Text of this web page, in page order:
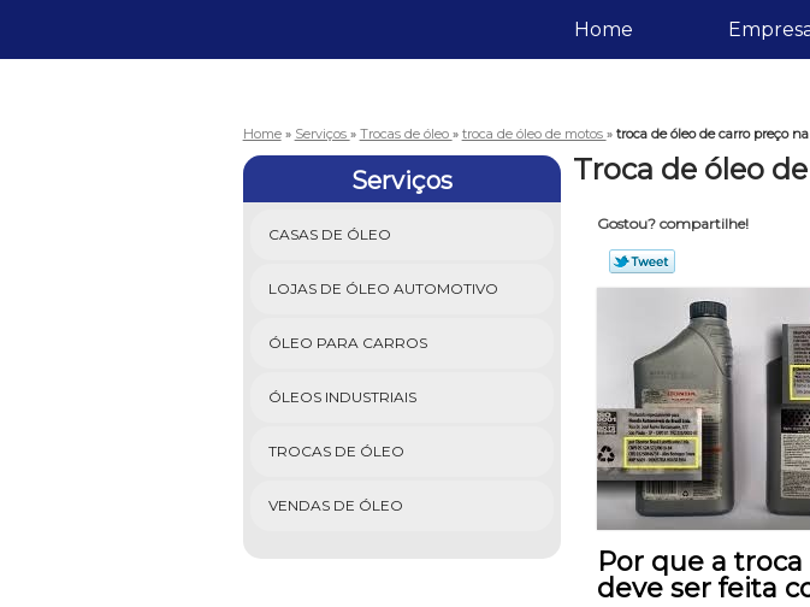
Home
Home » Serviços » Trocas de óleo » troca de óleo de motos » troca de óleo de carro preço
Serviços
CASAS DE ÓLEO
LOJAS DE ÓLEO AUTOMOTIVO
ÓLEO PARA CARROS
ÓLEOS INDUSTRIAIS
TROCAS DE ÓLEO
VENDAS DE ÓLEO
Troca de óleo
Gostou? compartilhe!
Por que a
deve ser feita